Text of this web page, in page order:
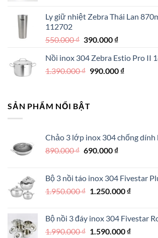
350.000 ₫.là:
Ly giữ nhiệt Zebra Thái Lan
112702
550.000₫ Giá
là:
550.000 ₫.
390.000 ₫Giá
tại
là:
Nồi inox 304 Zebra Estio Pro II
1.390.000₫ Giá
1.390.000 ₫.
990.000 ₫Giá
SẢN PHẨM NỔI BẬT
Chảo 3 lớp inox 304 chống dính
890.000₫ Giá
890.000 ₫.
690.000 ₫Giá
là:
690.000 ₫.
Bộ 3 nồi táo inox 304 Fivestar
1.950.000₫ Giá
1.950.000 ₫.
1.250.000 ₫Giá
là:
Bộ nồi 3 đáy inox 304 Fivestar
1.990.000₫ Giá
1.590.000 ₫Giá